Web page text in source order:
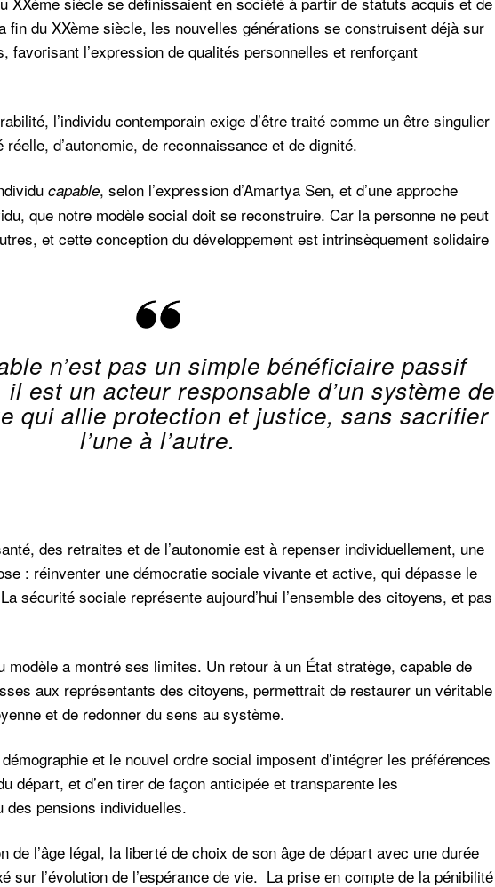
fin du XXème siècle, les nouvelles générations se construisent déjà sur
favorisant l’expression de qualités personnelles et renforçant
l’individu contemporain exige d’être traité comme un être singulier
réelle, d’autonomie, de reconnaissance et de dignité.
capable, selon l’expression d’Amartya Sen, et d’une approche
que notre modèle social doit se reconstruire. Car la personne ne peut
et cette conception du développement est intrinsèquement solidaire
n’est pas un simple bénéficiaire passif
il est un acteur responsable d’un système de
qui allie protection et justice, sans sacrifier
l’une à l’autre.
des retraites et de l’autonomie est à repenser individuellement, une
: réinventer une démocratie sociale vivante et active, qui dépasse le
sécurité sociale représente aujourd’hui l’ensemble des citoyens, et pas
modèle a montré ses limites. Un retour à un État stratège, capable de
aux représentants des citoyens, permettrait de restaurer un véritable
et de redonner du sens au système.
et le nouvel ordre social imposent d’intégrer les préférences
départ, et d’en tirer de façon anticipée et transparente les
pensions individuelles.
de l’âge légal, la liberté de choix de son âge de départ avec une durée
sur l’évolution de l’espérance de vie. La prise en compte de la pénibilité